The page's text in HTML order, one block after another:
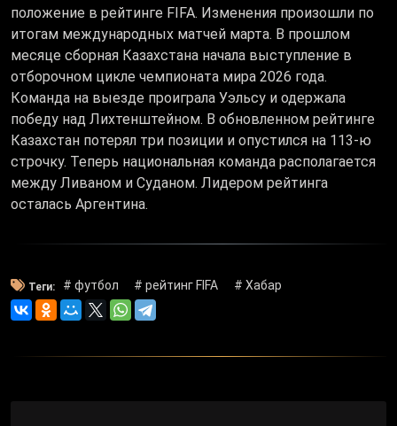
положение в рейтинге FIFA. Изменения произошли по
итогам международных матчей марта. В прошлом
месяце сборная Казахстана начала выступление в
отборочном цикле чемпионата мира 2026 года.
Команда на выезде проиграла Уэльсу и одержала
победу над Лихтенштейном. В обновленном рейтинге
Казахстан потерял три позиции и опустился на 113-ю
строчку. Теперь национальная команда располагается
между Ливаном и Суданом. Лидером рейтинга
осталась Аргентина.
Теги: # футбол # рейтинг FIFA # Хабар